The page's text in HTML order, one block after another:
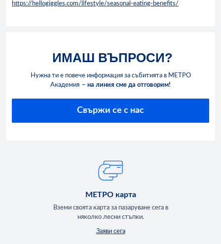
https://hellogiggles.com/lifestyle/seasonal-eating-benefits/
ИМАШ ВЪПРОСИ?
Нужна ти е повече информация за събитията в МЕТРО
Академия – на линия сме да отговорим!
Свържи се с нас
МЕТРО карта
Вземи своята карта за пазаруване сега в
няколко лесни стъпки.
Заяви сега